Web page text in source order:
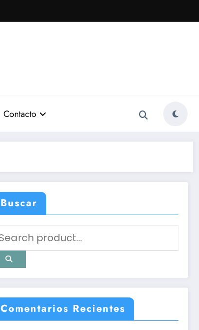
Contacto
Buscar
Comentarios Recientes